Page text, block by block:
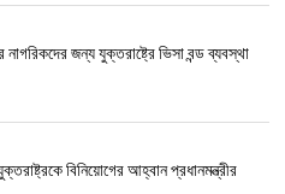
নাগরিকদের জন্য যুক্তরাষ্ট্রে ভিসা বন্ড ব্যবস্থা
বিনিয়োগের আহ্বান প্রধানমন্ত্রীর